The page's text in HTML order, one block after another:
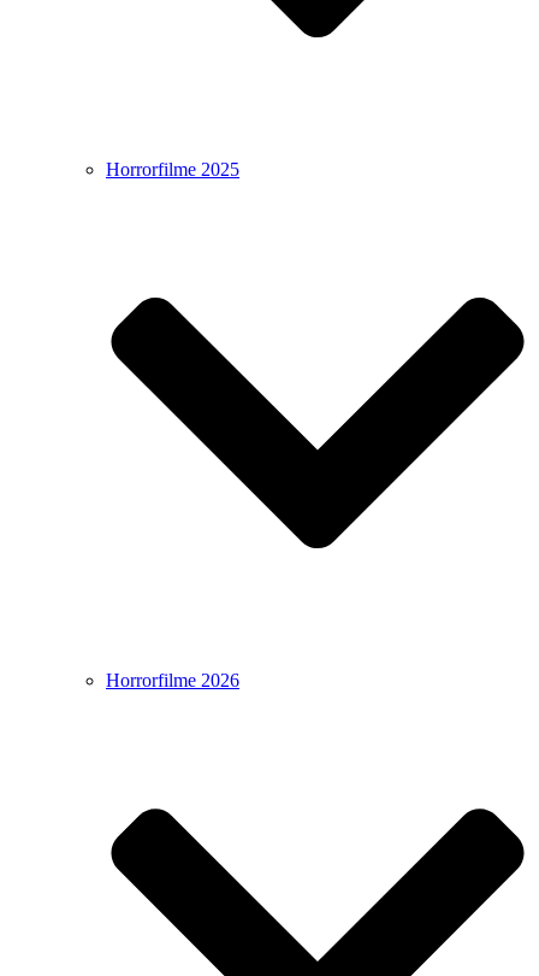
Horrorfilme 2025
Horrorfilme 2026